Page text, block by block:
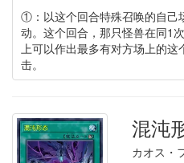
①：以这个回合特殊召唤的自己
动。这个回合，那只怪兽在同1
上可以作出最多有对方场上的
击。
混沌
カオス・